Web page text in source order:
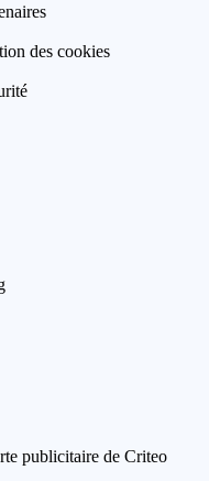
des cookies
publicitaire de Criteo